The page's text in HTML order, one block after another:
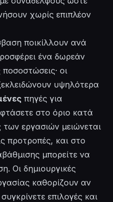
χωρίς επιπλέον
ποικίλλουν ανά
ένα δωρεάν
ποσοστώσεις· οι
υψηλότερα
πηγές για
στο όριο κατά
εργασιών μειώνεται
προτροπές, και στο
μπορείτε να
Οι δημιουργικές
καθορίζουν αν
επιλογές και